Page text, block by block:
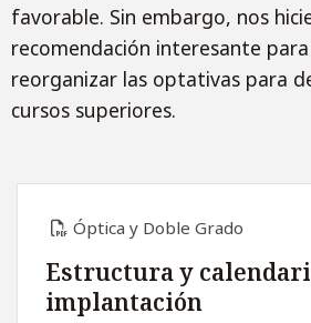
favorable. Sin embargo, nos
recomendación interesante
reorganizar las optativas para
cursos superiores.
Óptica y Doble Grado
Estructura y
implantación